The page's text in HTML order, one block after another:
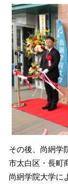
その後、尚絅学
市太白区・長町
尚絅学院大学に